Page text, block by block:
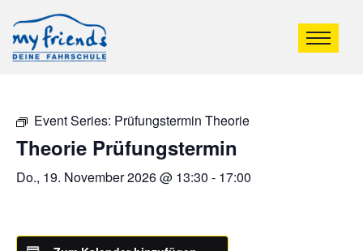
Event Series: Prüfungstermin Theorie
Theorie Prüfungstermin
Do., 19. November 2026 @ 13:30 - 17:00